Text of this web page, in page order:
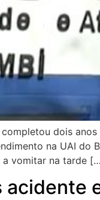
dois
na UAI do
a vomitar na tarde